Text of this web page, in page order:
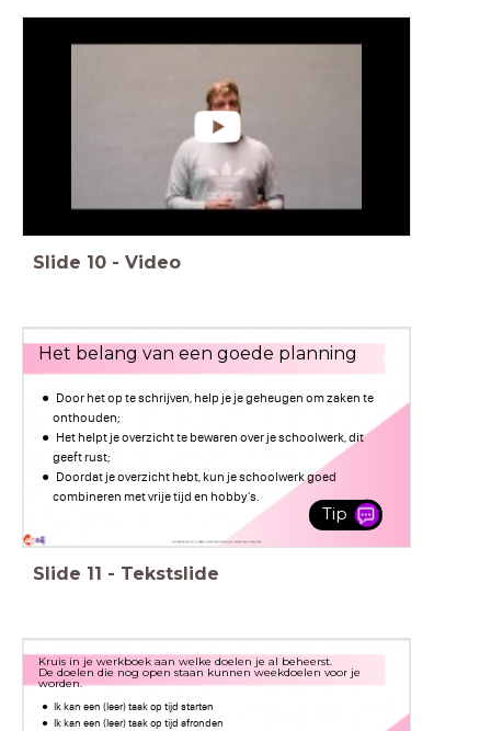
Slide 10 - Video
Het belang van een goede planning
Door het op te schrijven, help je je geheugen om zaken te
onthouden;
Het helpt je overzicht te bewaren over je schoolwerk, dit
geeft rust;
Doordat je overzicht hebt, kun je schoolwerk goed
combineren met vrije tijd en hobby's.
Tip
Slide 11 - Tekstslide
Kruis in je werkboek aan welke doelen je al beheerst.
De doelen die nog open staan kunnen weekdoelen voor je
worden.
Ik kan een (leer) taak op tijd starten
Ik kan een (leer) taak op tijd afronden